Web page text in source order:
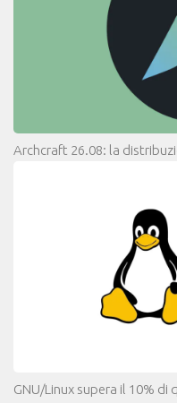
Archcraft 26.08: la
GNU/Linux supera il 10%